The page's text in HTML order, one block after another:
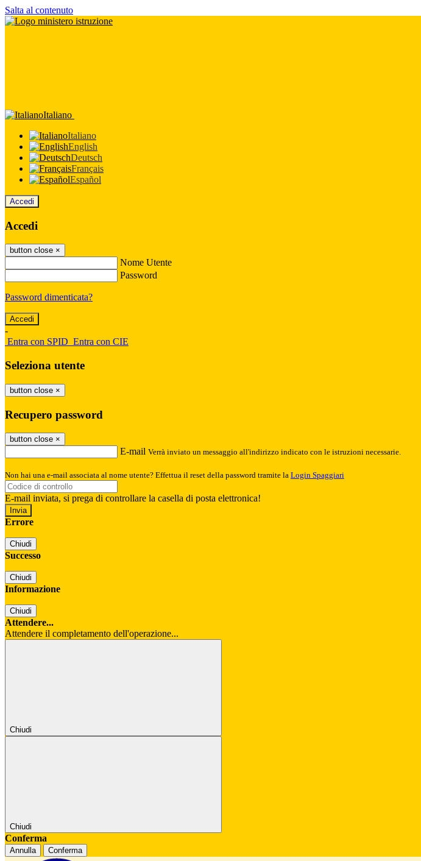
Salta al contenuto
Italiano
Italiano
English
Deutsch
Français
Español
Accedi
Accedi
button close ×
Nome Utente
Password
Password dimenticata?
-
Entra con SPID Entra con CIE
Seleziona utente
button close ×
Recupero password
button close ×
E-mail Verrà inviato un messaggio all'indirizzo indicato con le istruzioni necessarie.
Non hai una e-mail associata al nome utente? Effettua il reset della password tramite la Login Spaggiari
E-mail inviata, si prega di controllare la casella di posta elettronica!
Errore
Chiudi
Successo
Chiudi
Informazione
Chiudi
Attendere...
Attendere il completamento dell'operazione...
Chiudi
Chiudi
Conferma
Annulla Conferma